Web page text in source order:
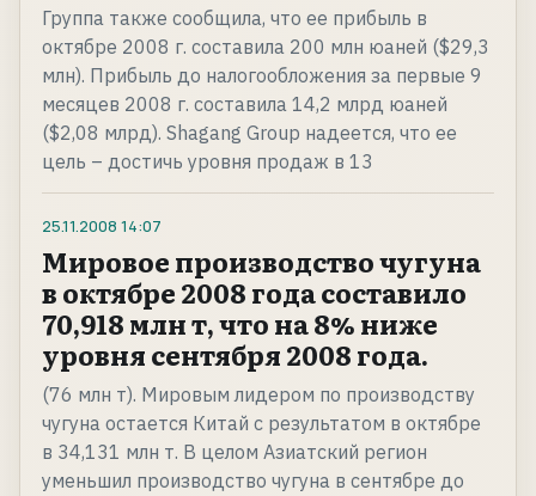
Группа также сообщила, что ее прибыль в
октябре 2008 г. составила 200 млн юаней ($29,3
млн). Прибыль до налогообложения за первые 9
месяцев 2008 г. составила 14,2 млрд юаней
($2,08 млрд). Shagang Group надеется, что ее
цель – достичь уровня продаж в 13
25.11.2008 14:07
Мировое производство чугуна
в октябре 2008 года составило
70,918 млн т, что на 8% ниже
уровня сентября 2008 года.
(76 млн т). Мировым лидером по производству
чугуна остается Китай с результатом в октябре
в 34,131 млн т. В целом Азиатский регион
уменьшил производство чугуна в сентябре до